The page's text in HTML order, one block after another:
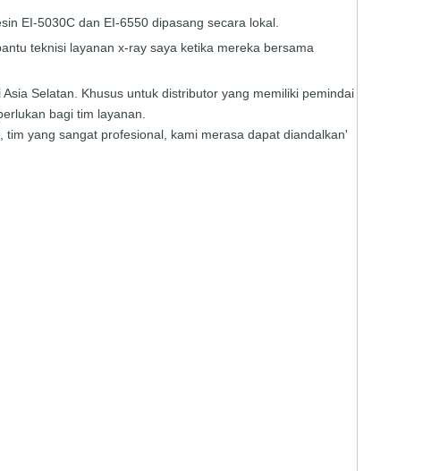
EI-5030C dan EI-6550 dipasang secara lokal.
teknisi layanan x-ray saya ketika mereka bersama
Selatan. Khusus untuk distributor yang memiliki pemindai
bagi tim layanan.
yang sangat profesional, kami merasa dapat diandalkan'